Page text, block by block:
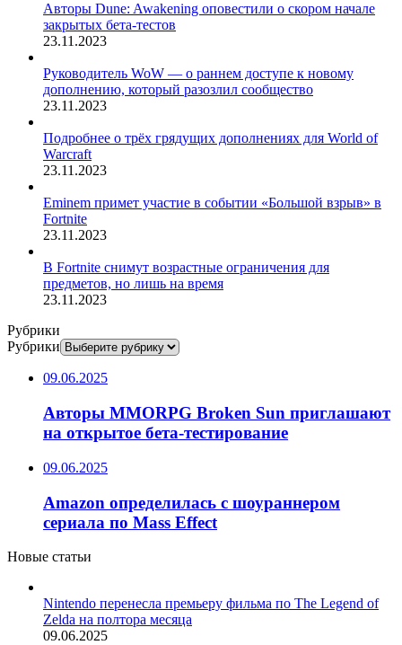
Авторы Dune: Awakening оповестили о скором начале
закрытых бета-тестов
23.11.2023
Руководитель WoW — о раннем доступе к новому
дополнению, который разозлил сообщество
23.11.2023
Подробнее о трёх грядущих дополнениях для World of
Warcraft
23.11.2023
Eminem примет участие в событии «Большой взрыв» в
Fortnite
23.11.2023
В Fortnite снимут возрастные ограничения для
предметов, но лишь на время
23.11.2023
Рубрики
Рубрики
09.06.2025
Авторы MMORPG Broken Sun приглашают
на открытое бета-тестирование
09.06.2025
Amazon определилась с шоураннером
сериала по Mass Effect
Новые статьи
Nintendo перенесла премьеру фильма по The Legend of
Zelda на полтора месяца
09.06.2025